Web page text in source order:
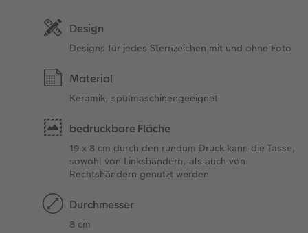
Design
Designs für jedes Sternzeichen mit und ohne Foto
Material
Keramik, spülmaschinengeeignet
bedruckbare Fläche
19 x 8 cm durch den rundum Druck kann die Tasse,
sowohl von Linkshändern, als auch von
Rechtshändern genutzt werden
Durchmesser
8 cm